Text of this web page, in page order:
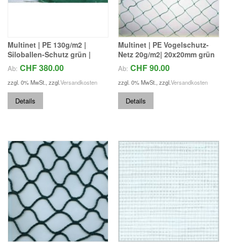
Multinet | PE 130g/m2 |
Siloballen-Schutz grün |
Ab: CHF 380.00
zzgl. 0% MwSt., zzgl.Versandkosten
Details
Multinet | PE Vogelschutz-
Netz 20g/m2| 20x20mm grün
Ab: CHF 90.00
zzgl. 0% MwSt.,zzgl.Versandkosten
Details